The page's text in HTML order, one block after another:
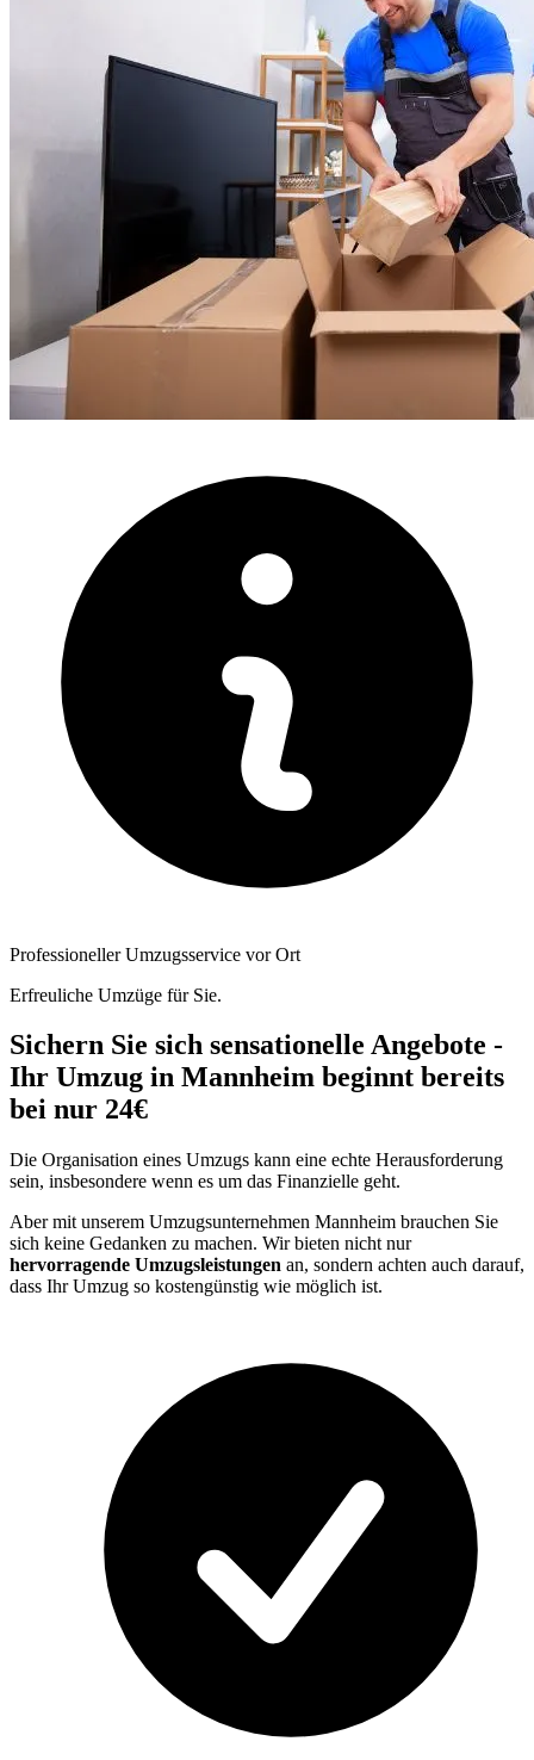
Professioneller Umzugsservice vor Ort
Erfreuliche Umzüge für Sie.
Sichern Sie sich sensationelle Angebote -
Ihr Umzug in Mannheim beginnt bereits
bei nur 24€
Die Organisation eines Umzugs kann eine echte Herausforderung
sein, insbesondere wenn es um das Finanzielle geht.
Aber mit unserem Umzugsunternehmen Mannheim brauchen Sie
sich keine Gedanken zu machen. Wir bieten nicht nur
hervorragende Umzugsleistungen an, sondern achten auch darauf,
dass Ihr Umzug so kostengünstig wie möglich ist.